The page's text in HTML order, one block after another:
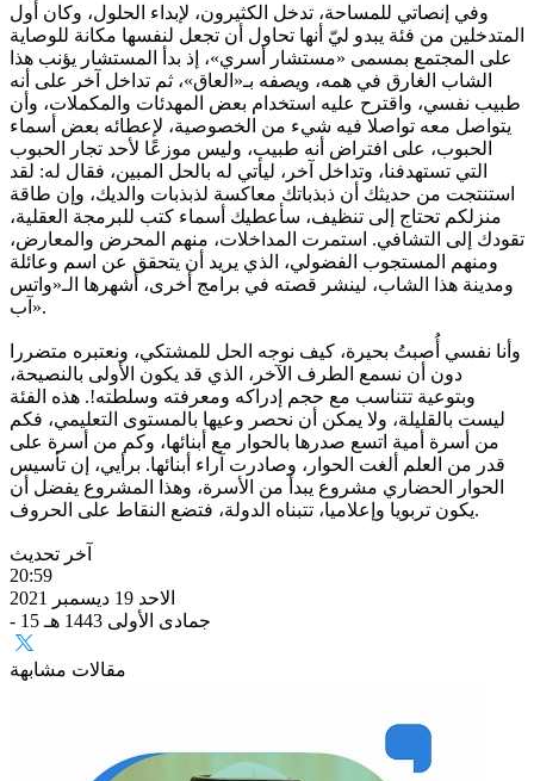
وفي إنصاتي للمساحة، تدخل الكثيرون، لإبداء الحلول، وكان أول
المتدخلين من فئة يبدو ليّ أنها تحاول أن تجعل لنفسها مكانة للوصاية
على المجتمع بمسمى «مستشار أسري»، إذ بدأ المستشار يؤنب هذا
الشاب الغارق في همه، ويصفه بـ«العاق»، ثم تداخل آخر على أنه
طبيب نفسي، واقترح عليه استخدام بعض المهدئات والمكملات، وأن
يتواصل معه تواصلا فيه شيء من الخصوصية، لإعطائه بعض أسماء
الحبوب، على افتراض أنه طبيب، وليس موزعًا لأحد تجار الحبوب
التي تستهدفنا، وتداخل آخر، ليأتي له بالحل المبين، فقال له: لقد
استنتجت من حديثك أن ذبذباتك معاكسة لذبذبات والديك، وإن طاقة
منزلكم تحتاج إلى تنظيف، سأعطيك أسماء كتب للبرمجة العقلية،
تقودك إلى التشافي. استمرت المداخلات، منهم المحرض والمعارض،
ومنهم المستجوب الفضولي، الذي يريد أن يتحقق عن اسم وعائلة
ومدينة هذا الشاب، لينشر قصته في برامج أخرى، أشهرها الـ«واتس
آب».
وأنا نفسي أُصبتُ بحيرة، كيف نوجه الحل للمشتكي، ونعتبره متضررا
دون أن نسمع الطرف الآخر، الذي قد يكون الأولى بالنصيحة،
وبتوعية تتناسب مع حجم إدراكه ومعرفته وسلطته!. هذه الفئة
ليست بالقليلة، ولا يمكن أن نحصر وعيها بالمستوى التعليمي، فكم
من أسرة أمية اتسع صدرها بالحوار مع أبنائها، وكم من أسرة على
قدر من العلم ألغت الحوار، وصادرت آراء أبنائها. برأيي، إن تأسيس
الحوار الحضاري مشروع يبدأ من الأسرة، وهذا المشروع يفضل أن
يكون تربويا وإعلاميا، تتبناه الدولة، فتضع النقاط على الحروف.
آخر تحديث
20:59
الاحد 19 ديسمبر 2021
- 15 جمادى الأولى 1443 هـ
مقالات مشابهة